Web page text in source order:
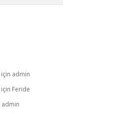
için admin
için Feride
admin